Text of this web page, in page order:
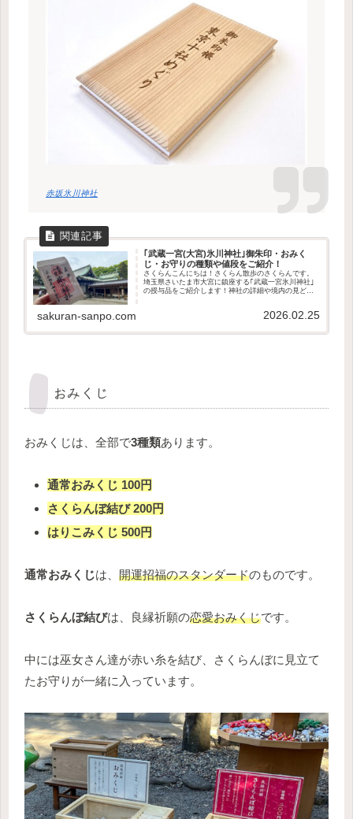
赤坂氷川神社
｢武蔵一宮(大宮)氷川神社｣御朱印・おみく
じ・お守りの種類や値段をご紹介！
さくらんこんにちは！さくらん散歩のさくらんです。
埼玉県さいたま市大宮に鎮座する｢武蔵一宮氷川神社｣
の授与品をご紹介します！神社の詳細や境内の見どこ
sakuran-sanpo.com 2026.02.25
おみくじ
おみくじは、全部で3種類あります。
通常おみくじ 100円
さくらんぼ結び 200円
はりこみくじ 500円
通常おみくじは、 開運招福のスタンダードのものです。
さくらんぼ結びは、良縁祈願の恋愛おみくじです。
中には巫女さん達が赤い糸を結び、さくらんぼに見立て
たお守りが一緒に入っています。